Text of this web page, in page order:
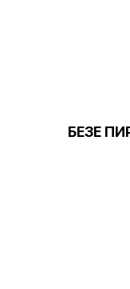
БЕЗЕ